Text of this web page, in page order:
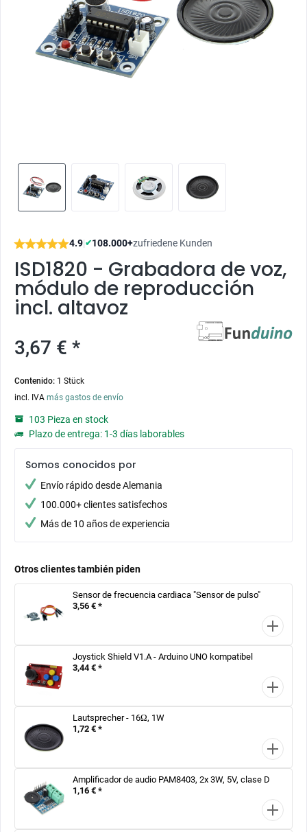
4.9|✔108.000+zufriedene Kunden
ISD1820 - Grabadora de voz,
módulo de reproducción
incl. altavoz
3,67 € *
Contenido: 1 Stück
incl. IVA más gastos de envío
103 Pieza en stock
Plazo de entrega: 1-3 días laborables
Somos conocidos por
Envío rápido desde Alemania
100.000+ clientes satisfechos
Más de 10 años de experiencia
Otros clientes también piden
Sensor de frecuencia cardiaca "Sensor de pulso"
3,56 € *
Joystick Shield V1.A - Arduino UNO kompatibel
3,44 € *
Lautsprecher - 16Ω, 1W
1,72 € *
Amplificador de audio PAM8403, 2x 3W, 5V, clase D
1,16 € *